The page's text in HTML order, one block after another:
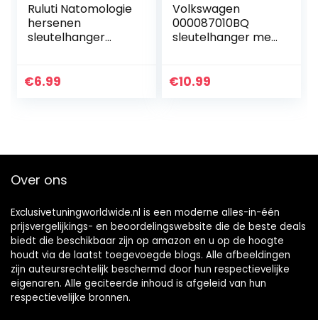
Ruluti Natomologie
hersenen
sleutelhanger
menselijk brein
€6.99
Volkswagen
000087010BQ
sleutelhanger met
diameter 37mm
€10.99
Over ons
Exclusivetuningworldwide.nl is een moderne alles-in-één
prijsvergelijkings- en beoordelingswebsite die de beste deals
biedt die beschikbaar zijn op amazon en u op de hoogte
houdt via de laatst toegevoegde blogs. Alle afbeeldingen
zijn auteursrechtelijk beschermd door hun respectievelijke
eigenaren. Alle geciteerde inhoud is afgeleid van hun
respectievelijke bronnen.